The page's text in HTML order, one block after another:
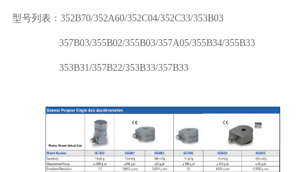
型号列表：352B70/352A60/352C04/352C33/353B03
357B03/355B02/355B03/357A05/355B34/355B33
353B31/357B22/353B33/357B33